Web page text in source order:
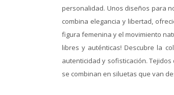
personalidad. Unos diseños para
combina elegancia y libertad,
figura femenina y el movimiento
libres y auténticas! Descubre la
autenticidad y sofisticación.
se combinan en siluetas que van